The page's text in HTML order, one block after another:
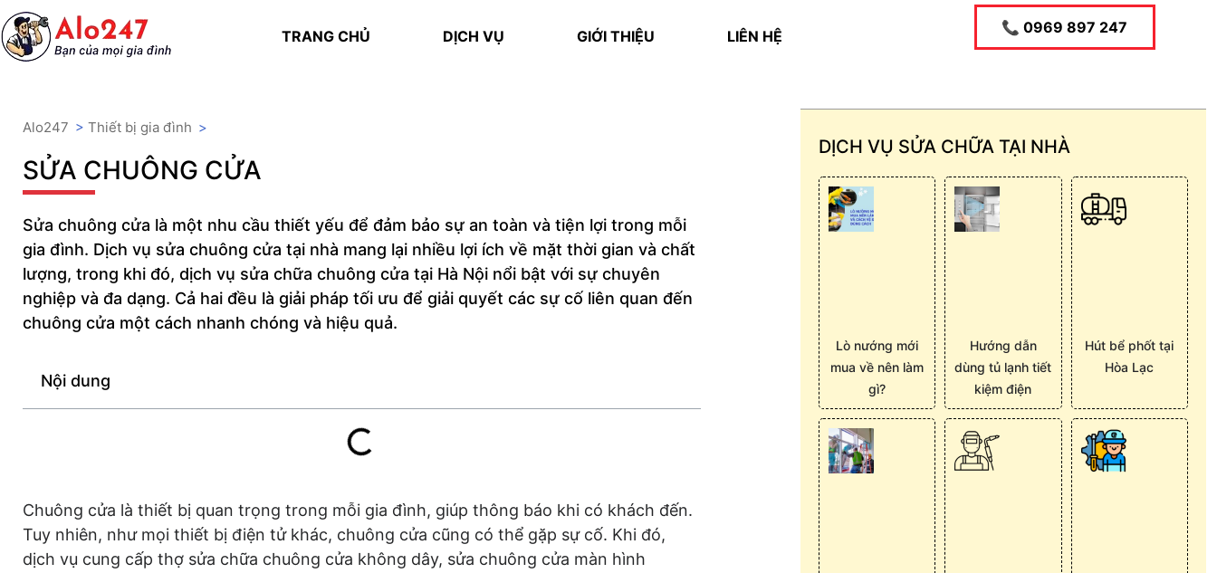
TRANG CHỦ DỊCH VỤ GIỚI THIỆU LIÊN HỆ 📞 0969 897 247
Alo247 > Thiết bị gia đình >
SỬA CHUÔNG CỬA
Sửa chuông cửa là một nhu cầu thiết yếu để đảm bảo sự an toàn và tiện lợi trong mỗi
gia đình. Dịch vụ sửa chuông cửa tại nhà mang lại nhiều lợi ích về mặt thời gian và chất
lượng, trong khi đó, dịch vụ sửa chữa chuông cửa tại Hà Nội nổi bật với sự chuyên
nghiệp và đa dạng. Cả hai đều là giải pháp tối ưu để giải quyết các sự cố liên quan đến
chuông cửa một cách nhanh chóng và hiệu quả.
Nội dung
Chuông cửa là thiết bị quan trọng trong mỗi gia đình, giúp thông báo khi có khách đến.
Tuy nhiên, như mọi thiết bị điện tử khác, chuông cửa cũng có thể gặp sự cố. Khi đó,
dịch vụ cung cấp thợ sửa chữa chuông cửa không dây, sửa chuông cửa màn hình
DỊCH VỤ SỬA CHỮA TẠI NHÀ
Lò nướng mới
mua về nên làm
gì?
Hướng dẫn
dùng tủ lạnh tiết
kiệm điện
Hút bể phốt tại
Hòa Lạc